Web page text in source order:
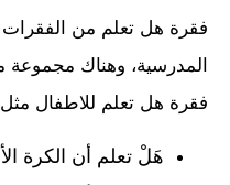
فقرة هل تعلم من الفقرات
المدرسية، وهناك
فقرة هل تعلم للاطفال
هَلْ تعلم أن الكرة